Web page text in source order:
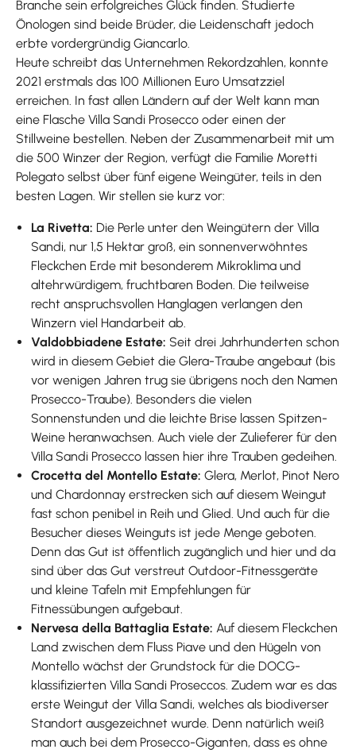
Branche sein erfolgreiches Glück finden. Studierte
Önologen sind beide Brüder, die Leidenschaft jedoch
erbte vordergründig Giancarlo.
Heute schreibt das Unternehmen Rekordzahlen, konnte
2021 erstmals das 100 Millionen Euro Umsatzziel
erreichen. In fast allen Ländern auf der Welt kann man
eine Flasche Villa Sandi Prosecco oder einen der
Stillweine bestellen. Neben der Zusammenarbeit mit um
die 500 Winzer der Region, verfügt die Familie Moretti
Polegato selbst über fünf eigene Weingüter, teils in den
besten Lagen. Wir stellen sie kurz vor:
La Rivetta: Die Perle unter den Weingütern der Villa
Sandi, nur 1,5 Hektar groß, ein sonnenverwöhntes
Fleckchen Erde mit besonderem Mikroklima und
altehrwürdigem, fruchtbaren Boden. Die teilweise
recht anspruchsvollen Hanglagen verlangen den
Winzern viel Handarbeit ab.
Valdobbiadene Estate: Seit drei Jahrhunderten schon
wird in diesem Gebiet die Glera-Traube angebaut (bis
vor wenigen Jahren trug sie übrigens noch den Namen
Prosecco-Traube). Besonders die vielen
Sonnenstunden und die leichte Brise lassen Spitzen-
Weine heranwachsen. Auch viele der Zulieferer für den
Villa Sandi Prosecco lassen hier ihre Trauben gedeihen.
Crocetta del Montello Estate: Glera, Merlot, Pinot Nero
und Chardonnay erstrecken sich auf diesem Weingut
fast schon penibel in Reih und Glied. Und auch für die
Besucher dieses Weinguts ist jede Menge geboten.
Denn das Gut ist öffentlich zugänglich und hier und da
sind über das Gut verstreut Outdoor-Fitnessgeräte
und kleine Tafeln mit Empfehlungen für
Fitnessübungen aufgebaut.
Nervesa della Battaglia Estate: Auf diesem Fleckchen
Land zwischen dem Fluss Piave und den Hügeln von
Montello wächst der Grundstock für die DOCG-
klassifizierten Villa Sandi Proseccos. Zudem war es das
erste Weingut der Villa Sandi, welches als biodiverser
Standort ausgezeichnet wurde. Denn natürlich weiß
man auch bei dem Prosecco-Giganten, dass es ohne